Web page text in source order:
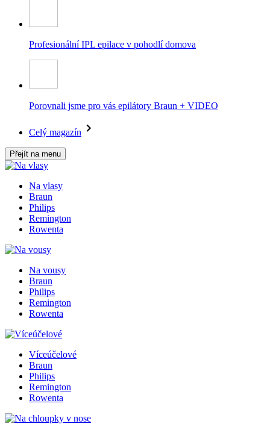
Profesionální IPL epilace v pohodlí domova
Porovnali jsme pro vás epilátory Braun + VIDEO
Celý magazín
Přejít na menu
Na vlasy
Braun
Philips
Remington
Rowenta
Na vousy
Braun
Philips
Remington
Rowenta
Víceúčelové
Braun
Philips
Remington
Rowenta